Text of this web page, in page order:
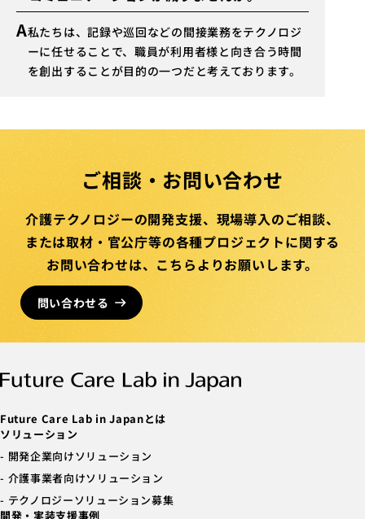
A私たちは、記録や巡回などの間接業務をテクノロジ
ーに任せることで、職員が利用者様と向き合う時間
を創出することが目的の一つだと考えております。
ご相談・お問い合わせ
介護テクノロジーの開発支援、 現場導入のご相談、
または取材・官公庁等の各種プロジェクトに関する
お問い合わせは、 こちらよりお願いします。
問い合わせる
Future Care Lab in Japanとは
ソリューション
開発企業向けソリューション
介護事業者向けソリューション
テクノロジーソリューション募集
開発・実装支援事例